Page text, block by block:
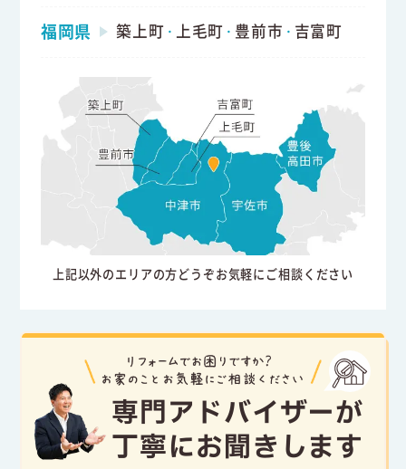
福岡県 築上町 ・ 上毛町 ・ 豊前市 ・ 吉富町
上記以外のエリアの方どうぞお気軽にご相談ください
専門アドバイザーが
丁寧にお聞きします